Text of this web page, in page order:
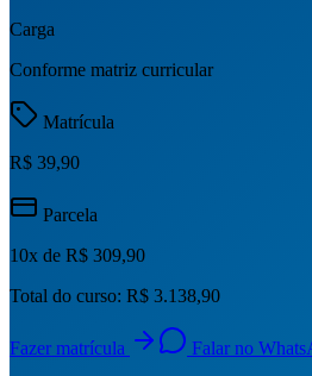
Carga
Conforme matriz curricular
Matrícula
R$ 39,90
Parcela
10x de R$ 309,90
Total do curso: R$ 3.138,90
Fazer matrícula
Falar no